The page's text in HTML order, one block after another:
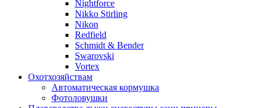
Nightforce
Nikko Stirling
Nikon
Redfield
Schmidt & Bender
Swarovski
Vortex
Охотхозяйствам
Автоматическая кормушка
Фотоловушки